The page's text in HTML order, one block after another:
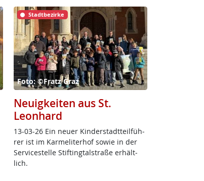
Stadtbezirke
Foto: ©Fratz Graz
Neuigkeiten aus St.
Leonhard
13-03-26 Ein neu­er Kin­der­stadt­teil­füh­
rer ist im Kar­me­li­ter­hof so­wie in der
Ser­vice­s­tel­le Stif­ting­tal­stra­ße er­hält­
lich.